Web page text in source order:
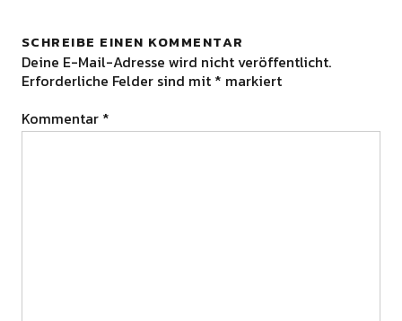
SCHREIBE EINEN KOMMENTAR
Deine E-Mail-Adresse wird nicht veröffentlicht.
Erforderliche Felder sind mit * markiert
Kommentar *